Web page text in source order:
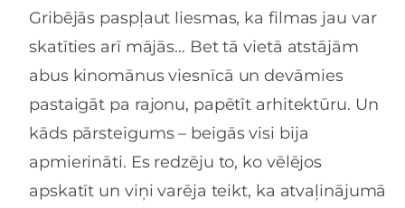
Gribējās paspļaut liesmas, ka filmas jau var
skatīties arī mājās… Bet tā vietā atstājām
abus kinomānus viesnīcā un devāmies
pastaigāt pa rajonu, papētīt arhitektūru. Un
kāds pārsteigums – beigās visi bija
apmierināti. Es redzēju to, ko vēlējos
apskatīt un viņi varēja teikt, ka atvaļinājumā